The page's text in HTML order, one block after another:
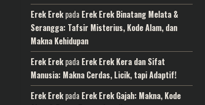
Erek Erekpada Erek Erek Binatang Melata &
Serangga: Tafsir Misterius, Kode Alam, dan
Makna Kehidupan
Erek Erekpada Erek Erek Kera dan Sifat
Manusia: Makna Cerdas, Licik, tapi Adaptif!
Erek Erekpada Erek Erek Gajah: Makna, Kode